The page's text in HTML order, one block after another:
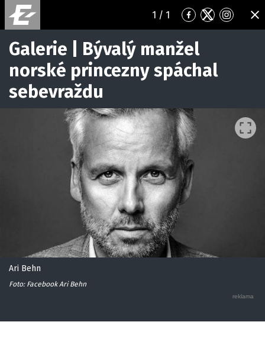
1 / 1
Přejít
na
Facebook
Přejít
na
Přejít
na
Galerie | Bývalý manžel
norské princezny spáchal
sebevraždu
Ari Behn
Foto: Facebook Ari Behn